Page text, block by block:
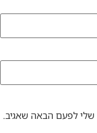
לפעם הבאה שאגיב.